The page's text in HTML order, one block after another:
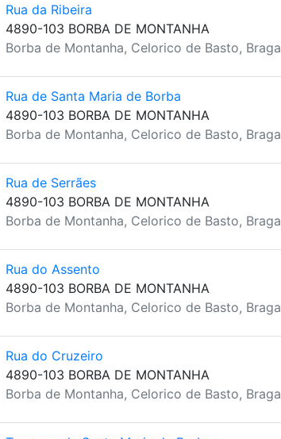
Rua da Ribeira
4890-103 BORBA DE MONTANHA
Borba de Montanha, Celorico de Basto, Braga
Rua de Santa Maria de Borba
4890-103 BORBA DE MONTANHA
Borba de Montanha, Celorico de Basto, Braga
Rua de Serrães
4890-103 BORBA DE MONTANHA
Borba de Montanha, Celorico de Basto, Braga
Rua do Assento
4890-103 BORBA DE MONTANHA
Borba de Montanha, Celorico de Basto, Braga
Rua do Cruzeiro
4890-103 BORBA DE MONTANHA
Borba de Montanha, Celorico de Basto, Braga